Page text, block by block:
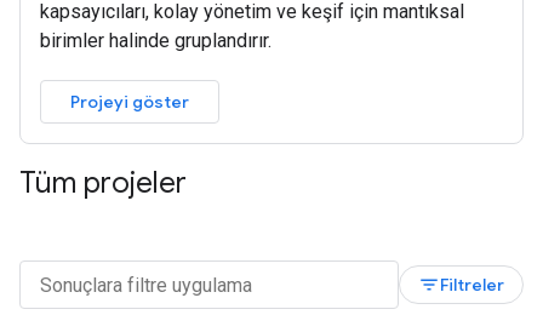
kapsayıcıları, kolay yönetim ve keşif için mantıksal
birimler halinde gruplandırır.
Projeyi göster
Tüm projeler
filter_listFiltreler